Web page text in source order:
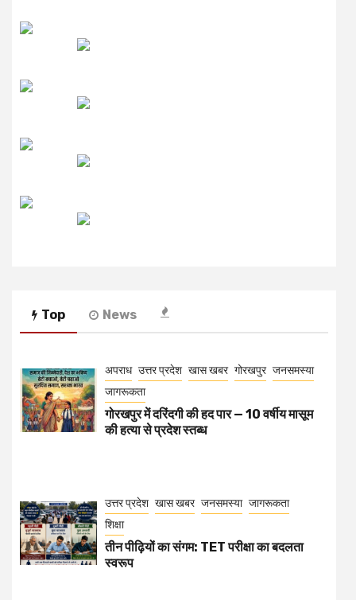
Top News
अपराध उत्तर प्रदेश खास खबर गोरखपुर जनसमस्या
जागरूकता
गोरखपुर में दरिंदगी की हद पार — 10 वर्षीय मासूम
की हत्या से प्रदेश स्तब्ध
उत्तर प्रदेश खास खबर जनसमस्या जागरूकता
शिक्षा
तीन पीढ़ियों का संगम: TET परीक्षा का बदलता
स्वरूप